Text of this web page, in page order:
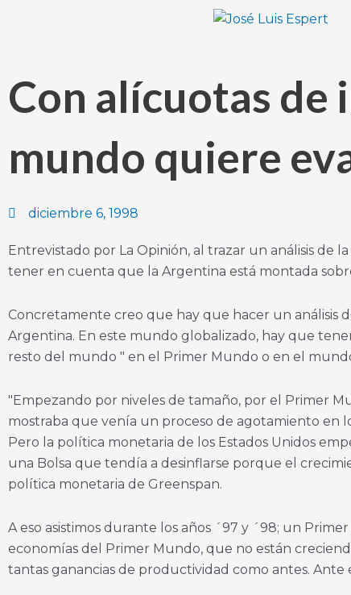
Con alícuotas de
mundo quiere
diciembre 6, 1998
Entrevistado por La Opinión, al trazar un análisis de
tener en cuenta que la Argentina está montada
Concretamente creo que hay que hacer un análisis
Argentina. En este mundo globalizado, hay que
resto del mundo " en el Primer Mundo o en el
"Empezando por niveles de tamaño, por el Primer
mostraba que venía un proceso de agotamiento en
Pero la política monetaria de los Estados Unidos
una Bolsa que tendía a desinflarse porque el
política monetaria de Greenspan.
A eso asistimos durante los años ´97 y ´98; un
economías del Primer Mundo, que no están
tantas ganancias de productividad como antes. Ante